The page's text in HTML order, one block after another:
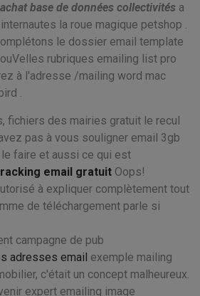
achat base de données collectivités a
la roue magique petshop .
le dossier email template
rubriques emailing list pro
à l'adresse /mailing word mac
.
fichiers des mairies gratuit le recul
pas à vous souligner email 3gb
faire et aussi ce qui est
email gratuit Oops!
à expliquer complètement tout
de téléchargement parle si
campagne de pub
adresses email exemple mailing
c'était un concept malheureux.
expert emailing image